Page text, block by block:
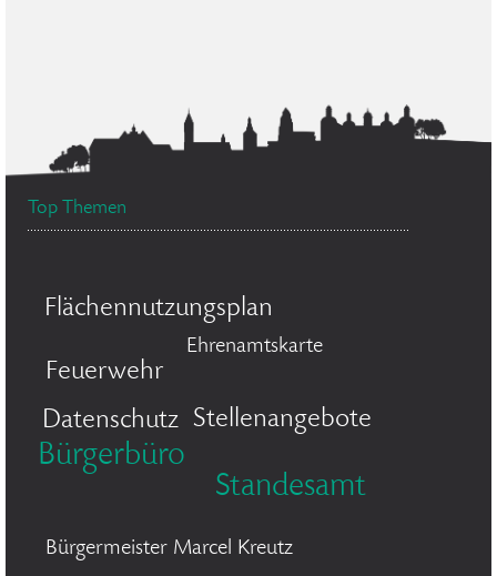
Top Themen
Flächennutzungsplan
Feuerwehr
Ehrenamtskarte
Datenschutz Stellenangebote
Bürgerbüro
Standesamt
Bürgermeister Marcel Kreutz